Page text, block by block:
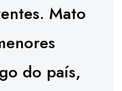
Mato
do país,